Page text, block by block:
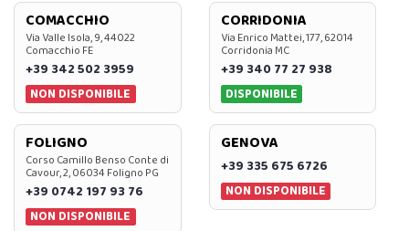
COMACCHIO
Via Valle Isola, 9, 44022
Comacchio FE
+39 342 502 3959
NON DISPONIBILE
CORRIDONIA
Via Enrico Mattei, 177, 62014
Corridonia MC
+39 340 77 27 938
DISPONIBILE
FOLIGNO
Corso Camillo Benso Conte di
Cavour, 2, 06034 Foligno PG
+39 0742 197 93 76
NON DISPONIBILE
GENOVA
+39 335 675 6726
NON DISPONIBILE